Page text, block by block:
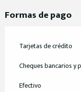
Formas de pago
Tarjetas de crédito
Cheques bancarios y
Efectivo